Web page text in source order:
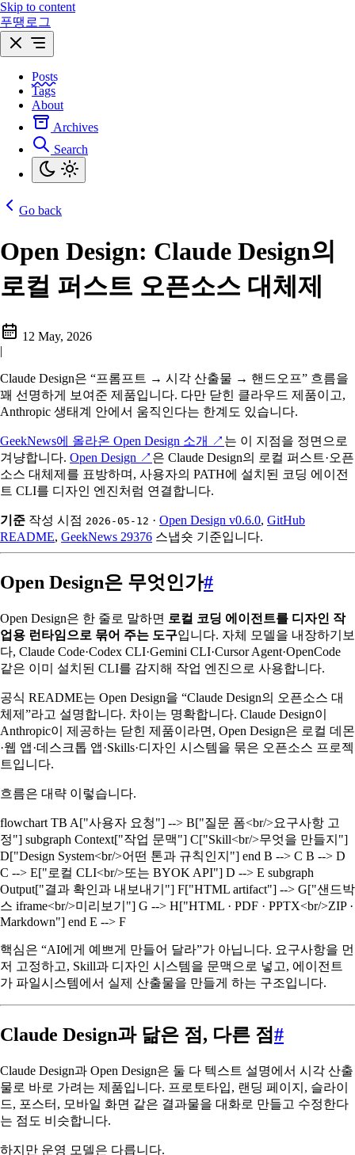
Skip to content
푸땡로그
Posts
Tags
About
Archives
Search
Go back
Open Design: Claude Design의
로컬 퍼스트 오픈소스 대체제
12 May, 2026
|
Claude Design은 “프롬프트 → 시각 산출물 → 핸드오프” 흐름을
꽤 선명하게 보여준 제품입니다. 다만 닫힌 클라우드 제품이고,
Anthropic 생태계 안에서 움직인다는 한계도 있습니다.
GeekNews에 올라온 Open Design 소개 ↗ 는 이 지점을 정면으로
겨냥합니다. Open Design ↗ 은 Claude Design의 로컬 퍼스트·오픈
소스 대체제를 표방하며, 사용자의 PATH에 설치된 코딩 에이전
트 CLI를 디자인 엔진처럼 연결합니다.
기준 작성 시점 2026-05-12 · Open Design v0.6.0, GitHub
README, GeekNews 29376 스냅숏 기준입니다.
Open Design은 무엇인가#
Open Design은 한 줄로 말하면 로컬 코딩 에이전트를 디자인 작
업용 런타임으로 묶어 주는 도구입니다. 자체 모델을 내장하기보
다, Claude Code·Codex CLI·Gemini CLI·Cursor Agent·OpenCode
같은 이미 설치된 CLI를 감지해 작업 엔진으로 사용합니다.
공식 README는 Open Design을 “Claude Design의 오픈소스 대
체제”라고 설명합니다. 차이는 명확합니다. Claude Design이
Anthropic이 제공하는 닫힌 제품이라면, Open Design은 로컬 데몬
·웹 앱·데스크톱 앱·Skills·디자인 시스템을 묶은 오픈소스 프로젝
트입니다.
흐름은 대략 이렇습니다.
flowchart TB A["사용자 요청"] --> B["질문 폼<br/>요구사항 고
정"] subgraph Context["작업 문맥"] C["Skill<br/>무엇을 만들지"]
D["Design System<br/>어떤 톤과 규칙인지"] end B --> C B --> D
C --> E["로컬 CLI<br/>또는 BYOK API"] D --> E subgraph
Output["결과 확인과 내보내기"] F["HTML artifact"] --> G["샌드박
스 iframe<br/>미리보기"] G --> H["HTML · PDF · PPTX<br/>ZIP ·
Markdown"] end E --> F
핵심은 “AI에게 예쁘게 만들어 달라”가 아닙니다. 요구사항을 먼
저 고정하고, Skill과 디자인 시스템을 문맥으로 넣고, 에이전트
가 파일시스템에서 실제 산출물을 만들게 하는 구조입니다.
Claude Design과 닮은 점, 다른 점#
Claude Design과 Open Design은 둘 다 텍스트 설명에서 시각 산출
물로 바로 가려는 제품입니다. 프로토타입, 랜딩 페이지, 슬라이
드, 포스터, 모바일 화면 같은 결과물을 대화로 만들고 수정한다
는 점도 비슷합니다.
하지만 운영 모델은 다릅니다.